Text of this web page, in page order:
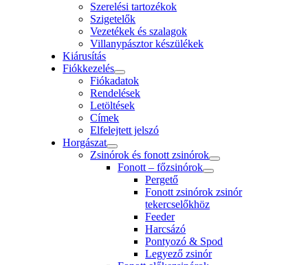
Szerelési tartozékok
Szigetelők
Vezetékek és szalagok
Villanypásztor készülékek
Kiárusítás
Fiókkezelés
Fiókadatok
Rendelések
Letöltések
Címek
Elfelejtett jelszó
Horgászat
Zsinórok és fonott zsinórok
Fonott – főzsinórok
Pergető
Fonott zsinórok zsinór
tekercselőkhöz
Feeder
Harcsázó
Pontyozó & Spod
Legyező zsinór